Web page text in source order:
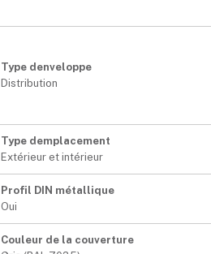
Type denveloppe
Distribution
Type demplacement
Extérieur et intérieur
Profil DIN métallique
Oui
Couleur de la couverture